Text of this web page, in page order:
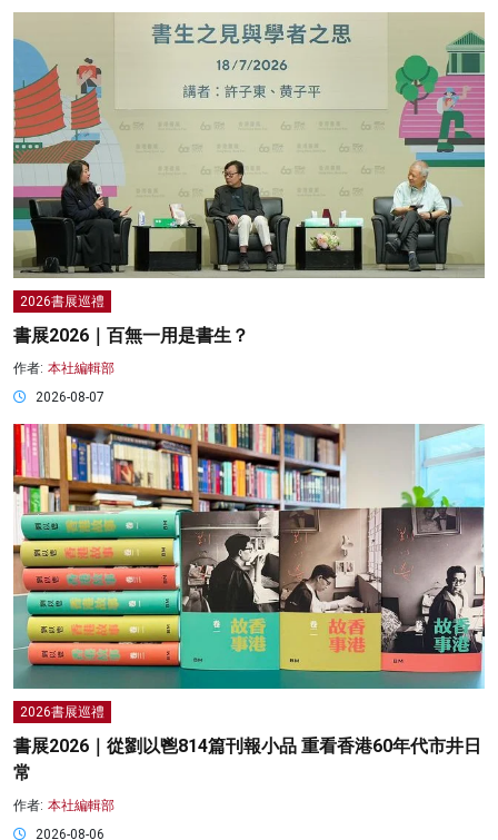
2026書展巡禮
書展2026｜百無一用是書生？
作者: 本社編輯部
2026-08-07
2026書展巡禮
書展2026｜從劉以鬯814篇刊報小品 重看香港60年代市井日
常
作者: 本社編輯部
2026-08-06